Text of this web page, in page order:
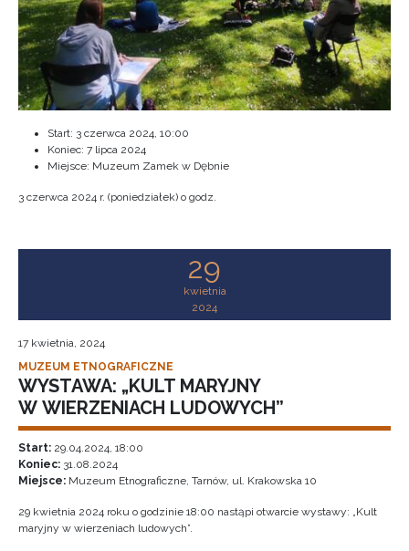
Start: 3 czerwca 2024, 10:00
Koniec: 7 lipca 2024
Miejsce: Muzeum Zamek w Dębnie
3 czerwca 2024 r. (poniedziałek) o godz.
29
kwietnia
2024
17 kwietnia, 2024
MUZEUM ETNOGRAFICZNE
WYSTAWA: „KULT MARYJNY
W WIERZENIACH LUDOWYCH”
Start: 29.04.2024, 18:00
Koniec: 31.08.2024
Miejsce: Muzeum Etnograficzne, Tarnów, ul. Krakowska 10
29 kwietnia 2024 roku o godzinie 18:00 nastąpi otwarcie wystawy: „Kult
maryjny w wierzeniach ludowych”.